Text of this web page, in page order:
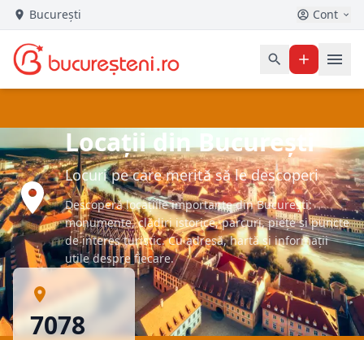
București Cont
Locații din București
Locuri pe care merită să le descoperi
Descoperă locațiile importante din București:
monumente, clădiri istorice, parcuri, piețe și puncte
de interes turistic. Cu adresă, hartă și informații
utile despre fiecare.
7078